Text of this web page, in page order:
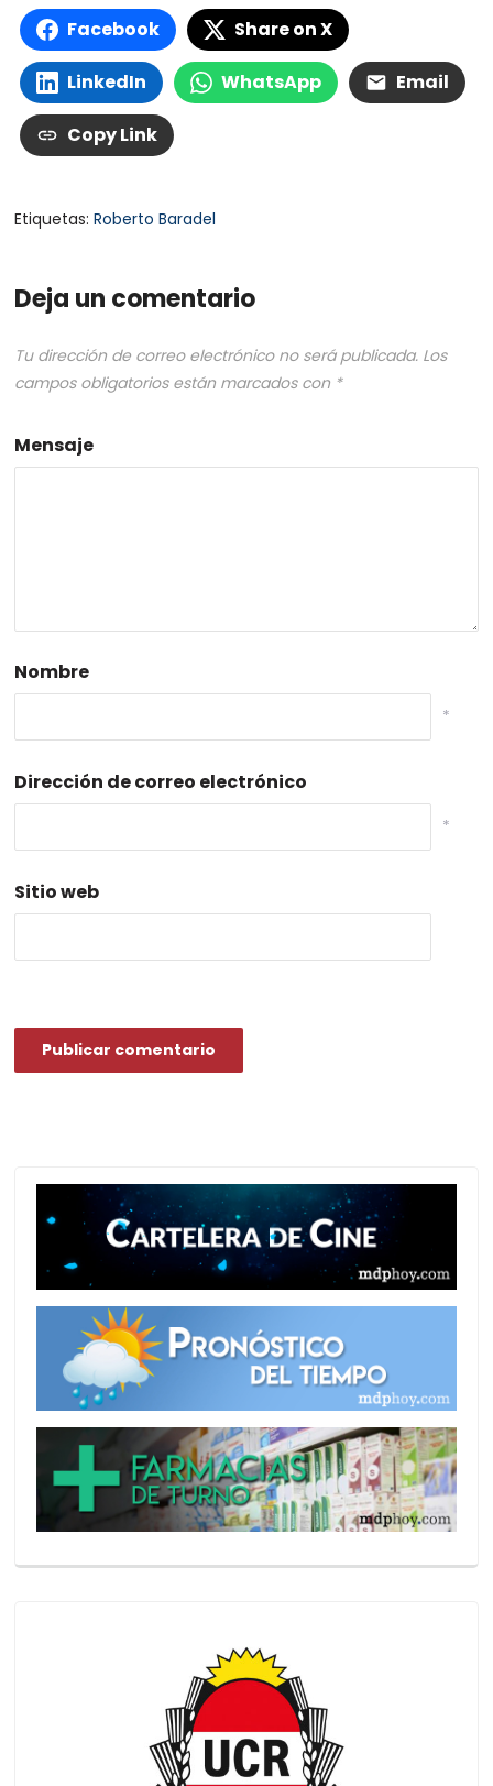
Facebook Share on X
LinkedIn WhatsApp Email
Copy Link
Etiquetas:Roberto Baradel
Deja un comentario
Tu dirección de correo electrónico no será publicada. Los
campos obligatorios están marcados con *
Mensaje
Nombre
*
Dirección de correo electrónico
*
Sitio web